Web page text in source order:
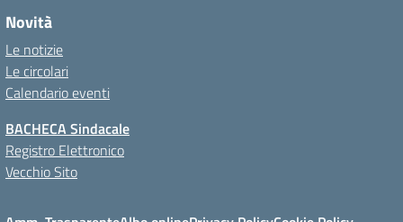
Novità
Le notizie
Le circolari
Calendario eventi
BACHECA Sindacale
Registro Elettronico
Vecchio Sito